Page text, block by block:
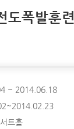
도폭발훈련
~ 2014.06.18
트홀